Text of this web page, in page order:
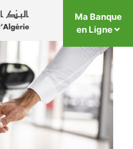
Ma Banque
en Ligne